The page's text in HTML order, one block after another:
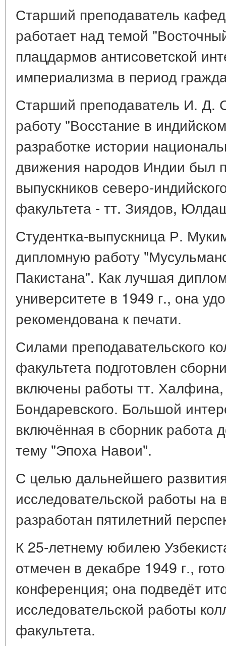
Старший преподаватель
работает над темой
плацдармов антисоветской
империализма в период
Старший преподаватель И. Д.
работу "Восстание в
разработке истории
движения народов Индии был
выпускников северо-
факультета - тт. Зиядов,
Студентка-выпускница Р.
дипломную работу
Пакистана". Как лучшая
университете в 1949 г., она
рекомендована к печати.
Силами преподавательского
факультета подготовлен
включены работы тт.
Бондаревского. Большой
включённая в сборник
тему "Эпоха Навои".
С целью дальнейшего
исследовательской работы на
разработан пятилетний
К 25-летнему юбилею
отмечен в декабре 1949 г.,
конференция; она подведёт
исследовательской работы
факультета.